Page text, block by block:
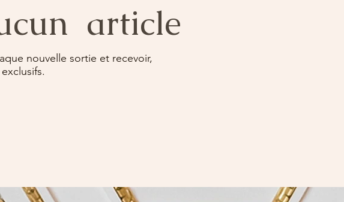
article
nouvelle sortie et recevoir,